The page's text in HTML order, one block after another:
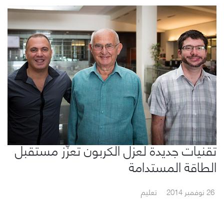
تقنيات جديدة لعزل الكربون تعزّز مستقبل
الطاقة المستدامة
26 نوفمبر 2014 تعليم